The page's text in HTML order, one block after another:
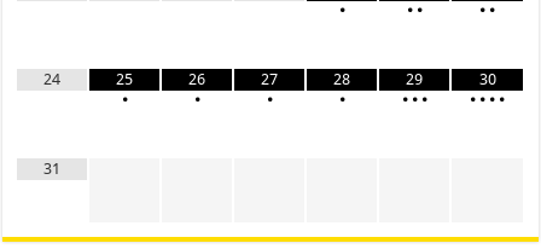
•
• •
• •
24
25
•
26
•
27
•
28
•
29
• • •
30
• • • •
31